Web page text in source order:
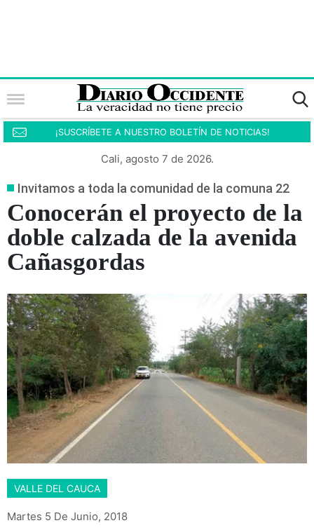
¡SUSCRÍBETE A NUESTRO BOLETÍN DE NOTICIAS!
Cali, agosto 7 de 2026.
Invitamos a toda la comunidad de la comuna 22
Conocerán el proyecto de la
doble calzada de la avenida
Cañasgordas
VALLE DEL CAUCA
Martes 5 De Junio, 2018